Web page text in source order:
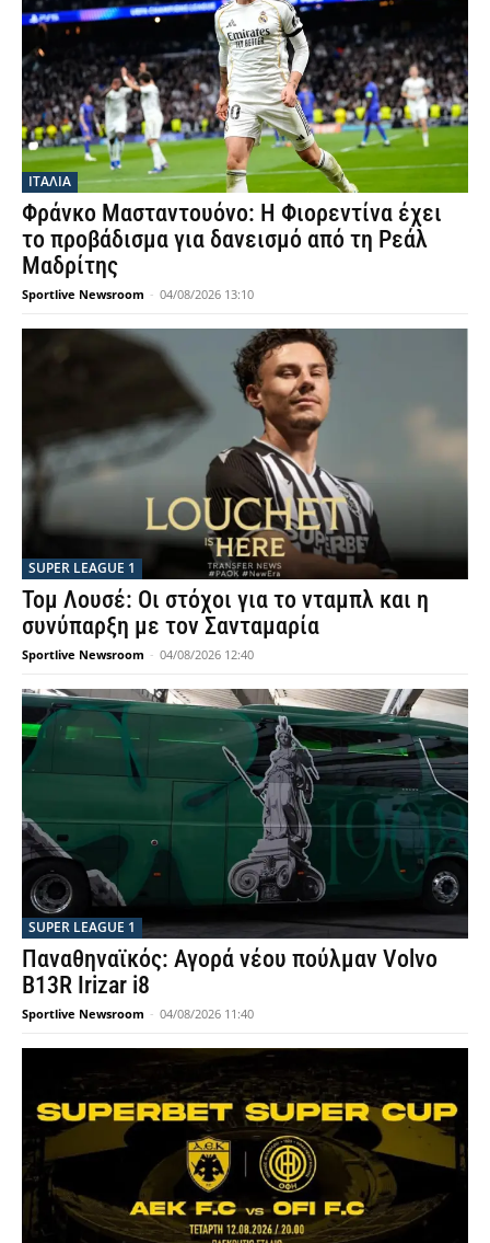
ΙΤΑΛΙΑ
Φράνκο Μασταντουόνο: Η Φιορεντίνα έχει
το προβάδισμα για δανεισμό από τη Ρεάλ
Μαδρίτης
Sportlive Newsroom - 04/08/2026 13:10
SUPER LEAGUE 1
Τομ Λουσέ: Οι στόχοι για το νταμπλ και η
συνύπαρξη με τον Σανταμαρία
Sportlive Newsroom - 04/08/2026 12:40
SUPER LEAGUE 1
Παναθηναϊκός: Αγορά νέου πούλμαν Volvo
B13R Irizar i8
Sportlive Newsroom - 04/08/2026 11:40